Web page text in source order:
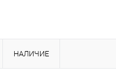
НАЛИЧИЕ